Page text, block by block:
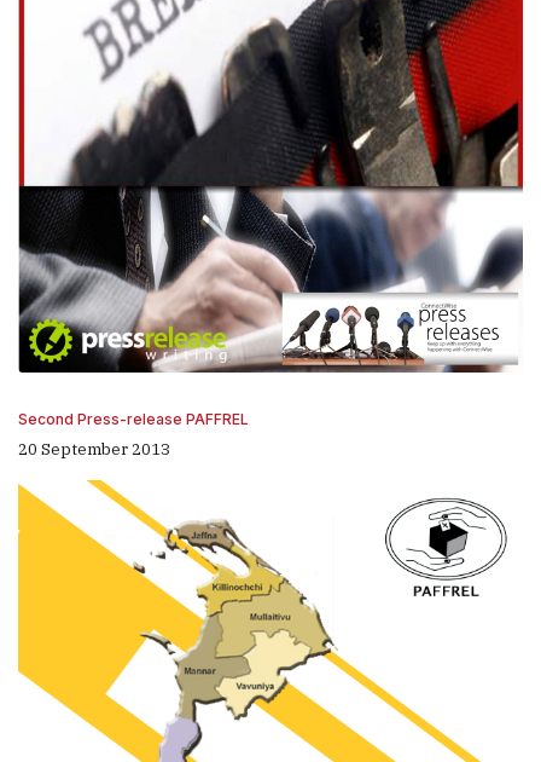
Second Press-release PAFFREL
20 September 2013